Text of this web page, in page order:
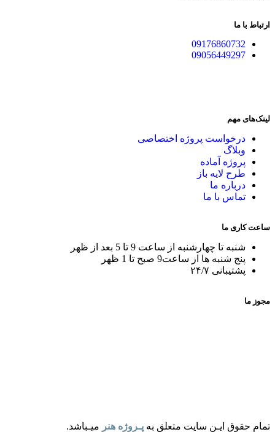
ارتباط با ما
09176860732
09056449297
لینک‌های مهم
درخواست پروژه اختصاصی
وبلاگ
پروژه آماده
طرح لایه باز
درباره ما
تماس با ما
ساعت کاری ما
شنبه تا چهارشنبه از ساعت 9 تا 5 بعد از ظهر
پنج شنبه ها از ساعت9 صبح تا 1 ظهر
پشتیبانی ۲۴/۷
مجوز ما
تمام حقوق ایـن سایت متعلق به پـروژه هنر میـباشد.